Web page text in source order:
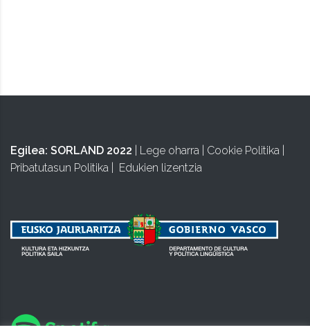
Egilea: SORLAND 2022 Lege oharra Cookie Politika
Pribatutasun Politika
Edukien lizentzia